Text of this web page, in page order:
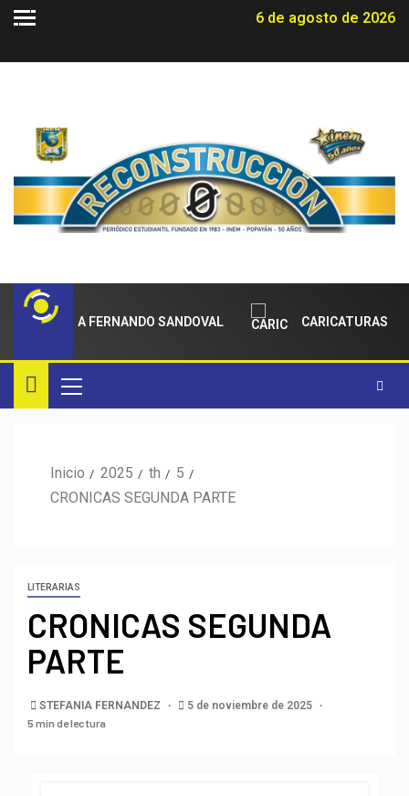
6 de agosto de 2026
PARA FERNANDO SANDOVAL CARICATURAS
Inicio 2025 th
5
CRONICAS SEGUNDA PARTE
LITERARIAS
CRONICAS SEGUNDA
PARTE
STEFANIA FERNANDEZ
5 de noviembre de 2025
5 min de lectura